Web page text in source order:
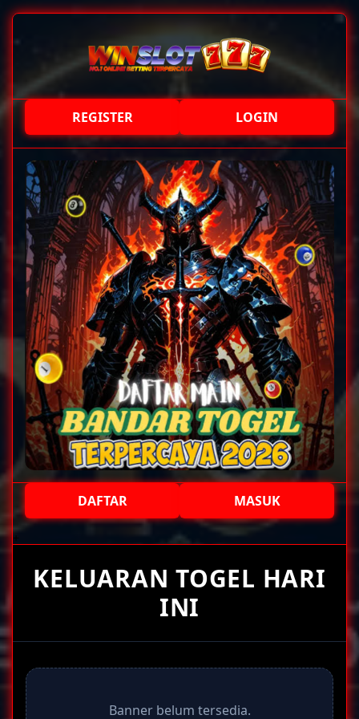
REGISTER LOGIN
DAFTAR MASUK